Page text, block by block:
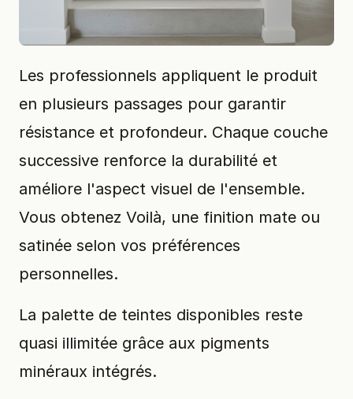
Les professionnels appliquent le produit
en plusieurs passages pour garantir
résistance et profondeur. Chaque couche
successive renforce la durabilité et
améliore l'aspect visuel de l'ensemble.
Vous obtenez Voilà, une finition mate ou
satinée selon vos préférences
personnelles.
La palette de teintes disponibles reste
quasi illimitée grâce aux pigments
minéraux intégrés.